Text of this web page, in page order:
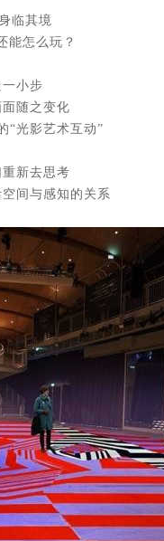
临其境
能怎么玩？
小步
面随之变化
“光影艺术互动”
重新去思考
间与感知的关系